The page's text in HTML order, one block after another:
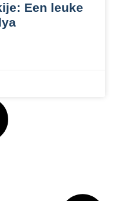
Een leuke